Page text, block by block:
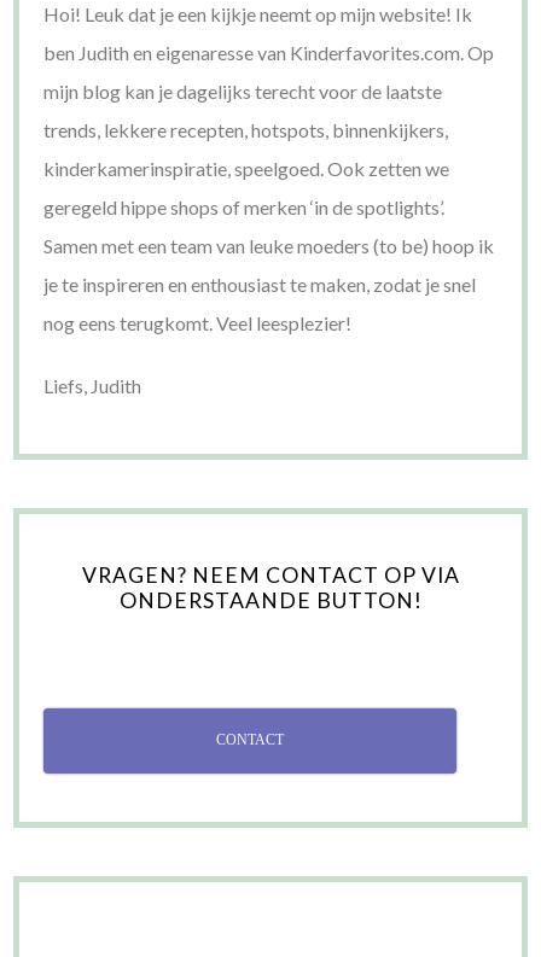
Hoi! Leuk dat je een kijkje neemt op mijn website! Ik
ben Judith en eigenaresse van Kinderfavorites.com. Op
mijn blog kan je dagelijks terecht voor de laatste
trends, lekkere recepten, hotspots, binnenkijkers,
kinderkamerinspiratie, speelgoed. Ook zetten we
geregeld hippe shops of merken ‘in de spotlights’.
Samen met een team van leuke moeders (to be) hoop ik
je te inspireren en enthousiast te maken, zodat je snel
nog eens terugkomt. Veel leesplezier!
Liefs, Judith
VRAGEN? NEEM CONTACT OP VIA
ONDERSTAANDE BUTTON!
CONTACT